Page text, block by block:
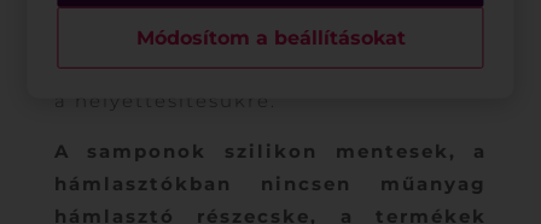
esetben alkalmazzák, amikor nincs
biztonságos, természetes alternatíva
a helyettesítésükre.
A samponok szilikon mentesek, a
hámlasztókban nincsen műanyag
hámlasztó részecske, a termékek
Módosítom a beállításokat